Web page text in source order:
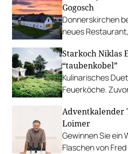
Gogosch
Donnerskirchen
neues
Kulinarium
Starkoch Niklas
“taubenkobel”
Kulinarisches
Feuerköche.
Adventkalender
Loimer
Gewinnen Sie ein
Flaschen von